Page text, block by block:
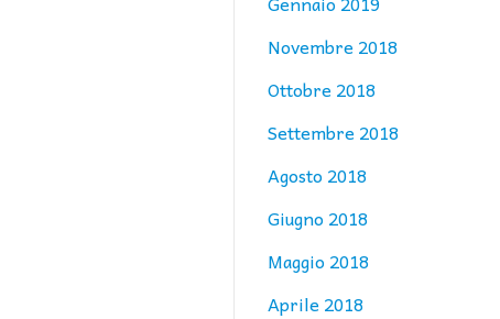
Novembre 2018
Ottobre 2018
Settembre 2018
Agosto 2018
Giugno 2018
Maggio 2018
Aprile 2018